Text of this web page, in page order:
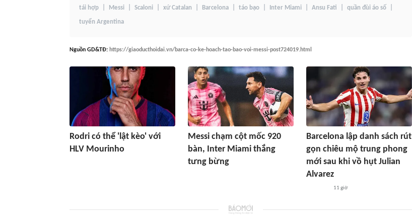
tái hợp Messi Scaloni xứ Catalan Barcelona táo bạo Inter Miami Ansu Fati quần đùi áo số
tuyển Argentina
Nguồn GD&TĐ: https://giaoducthoidai.vn/barca-co-ke-hoach-tao-bao-voi-messi-post724019.html
Rodri có thể 'lật kèo' với
HLV Mourinho
Messi chạm cột mốc 920
bàn, Inter Miami thắng
tưng bừng
Barcelona lập danh sách rút
gọn chiêu mộ trung phong
mới sau khi vồ hụt Julian
Alvarez
11 giờ